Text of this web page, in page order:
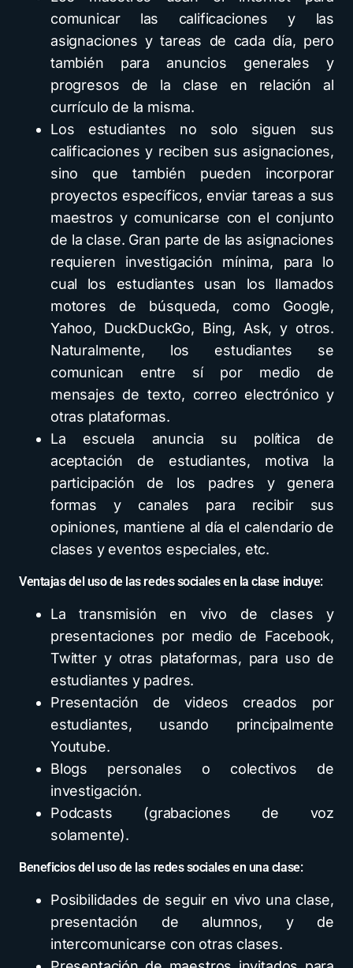
comunicar las calificaciones y las
asignaciones y tareas de cada día, pero
también para anuncios generales y
progresos de la clase en relación al
currículo de la misma.
Los estudiantes no solo siguen sus
calificaciones y reciben sus asignaciones,
sino que también pueden incorporar
proyectos específicos, enviar tareas a sus
maestros y comunicarse con el conjunto
de la clase. Gran parte de las asignaciones
requieren investigación mínima, para lo
cual los estudiantes usan los llamados
motores de búsqueda, como Google,
Yahoo, DuckDuckGo, Bing, Ask, y otros.
Naturalmente, los estudiantes se
comunican entre sí por medio de
mensajes de texto, correo electrónico y
otras plataformas.
La escuela anuncia su política de
aceptación de estudiantes, motiva la
participación de los padres y genera
formas y canales para recibir sus
opiniones, mantiene al día el calendario de
clases y eventos especiales, etc.
Ventajas del uso de las redes sociales en la clase incluye:
La transmisión en vivo de clases y
presentaciones por medio de Facebook,
Twitter y otras plataformas, para uso de
estudiantes y padres.
Presentación de videos creados por
estudiantes, usando principalmente
Youtube.
Blogs personales o colectivos de
investigación.
Podcasts (grabaciones de voz
solamente).
Beneficios del uso de las redes sociales en una clase:
Posibilidades de seguir en vivo una clase,
presentación de alumnos, y de
intercomunicarse con otras clases.